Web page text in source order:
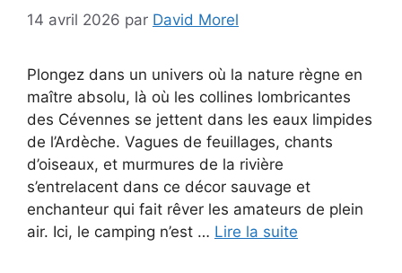
14 avril 2026 par David Morel
Plongez dans un univers où la nature règne en
maître absolu, là où les collines lombricantes
des Cévennes se jettent dans les eaux limpides
de l’Ardèche. Vagues de feuillages, chants
d’oiseaux, et murmures de la rivière
s’entrelacent dans ce décor sauvage et
enchanteur qui fait rêver les amateurs de plein
air. Ici, le camping n’est … Lire la suite